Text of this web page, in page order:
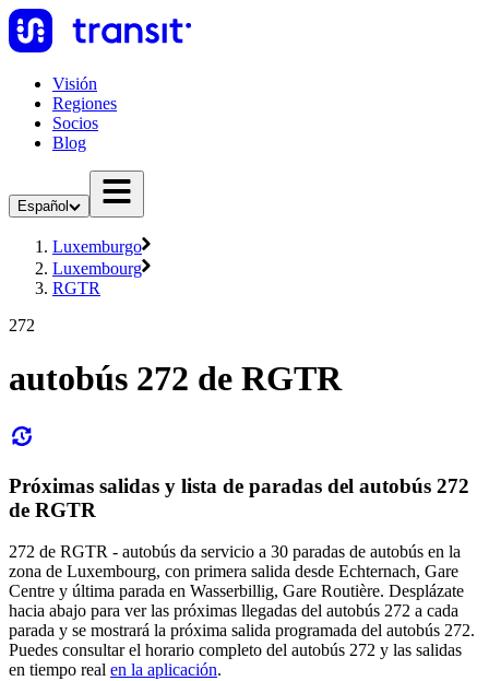
Visión
Regiones
Socios
Blog
Español
Luxemburgo
Luxembourg
RGTR
272
autobús 272 de RGTR
Próximas salidas y lista de paradas del autobús 272
de RGTR
272 de RGTR - autobús da servicio a 30 paradas de autobús en la
zona de Luxembourg, con primera salida desde Echternach, Gare
Centre y última parada en Wasserbillig, Gare Routière. Desplázate
hacia abajo para ver las próximas llegadas del autobús 272 a cada
parada y se mostrará la próxima salida programada del autobús 272.
Puedes consultar el horario completo del autobús 272 y las salidas
en tiempo real en la aplicación.